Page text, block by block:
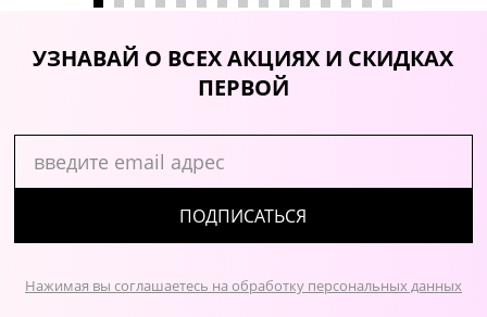
УЗНАВАЙ О ВСЕХ АКЦИЯХ И СКИДКАХ
ПЕРВОЙ
ПОДПИСАТЬСЯ
Нажимая вы соглашаетесь на обработку персональных данных